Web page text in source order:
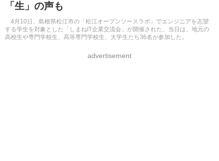
自由研究教材（小学生向け）
「生」の声も
4月10日、島根県松江市の「松江オープンソースラボ」でエンジニアを志望
する学生を対象とした「しまねIT企業交流会」が開催された。当日は、地元の
高校生や専門学校生、高等専門学校生、大学生たち36名が参加した。
advertisement